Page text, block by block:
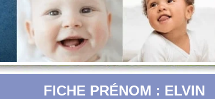
FICHE PRÉNOM : ELVIN